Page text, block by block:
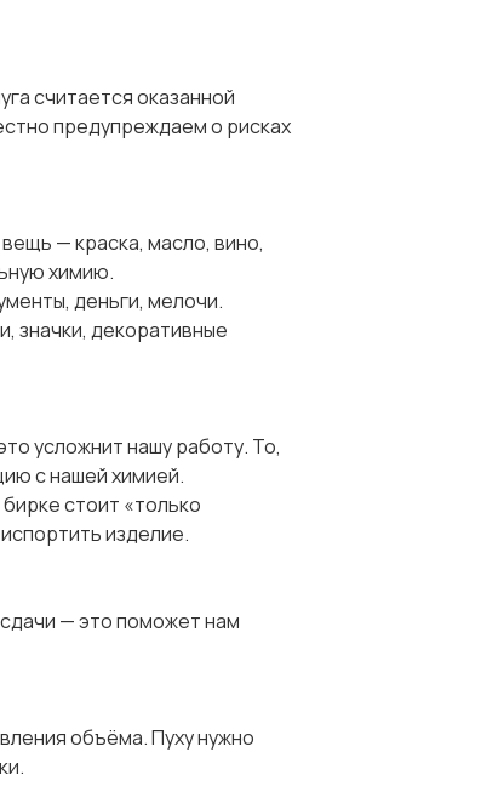
считается оказанной
предупреждаем о рисках
— краска, масло, вино,
химию.
деньги, мелочи.
значки, декоративные
усложнит нашу работу. То,
с нашей химией.
стоит «только
изделие.
— это поможет нам
объёма. Пуху нужно